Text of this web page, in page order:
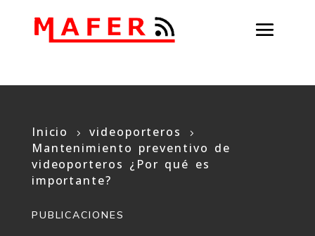
Inicio 5 videoporteros 5
Mantenimiento preventivo de
videoporteros ¿Por qué es
importante?
PUBLICACIONES